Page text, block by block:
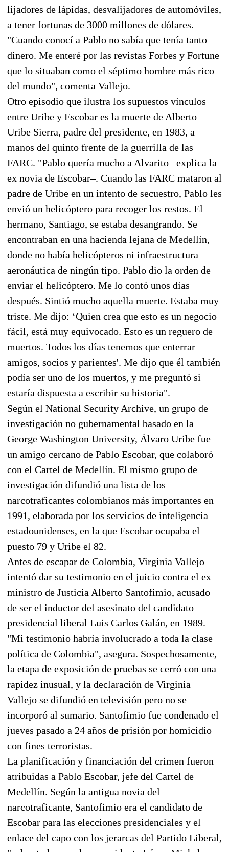
lijadores de lápidas, desvalijadores de automóviles,
a tener fortunas de 3000 millones de dólares.
"Cuando conocí a Pablo no sabía que tenía tanto
dinero. Me enteré por las revistas Forbes y Fortune
que lo situaban como el séptimo hombre más rico
del mundo", comenta Vallejo.
Otro episodio que ilustra los supuestos vínculos
entre Uribe y Escobar es la muerte de Alberto
Uribe Sierra, padre del presidente, en 1983, a
manos del quinto frente de la guerrilla de las
FARC. "Pablo quería mucho a Alvarito –explica la
ex novia de Escobar–. Cuando las FARC mataron al
padre de Uribe en un intento de secuestro, Pablo les
envió un helicóptero para recoger los restos. El
hermano, Santiago, se estaba desangrando. Se
encontraban en una hacienda lejana de Medellín,
donde no había helicópteros ni infraestructura
aeronáutica de ningún tipo. Pablo dio la orden de
enviar el helicóptero. Me lo contó unos días
después. Sintió mucho aquella muerte. Estaba muy
triste. Me dijo: ‘Quien crea que esto es un negocio
fácil, está muy equivocado. Esto es un reguero de
muertos. Todos los días tenemos que enterrar
amigos, socios y parientes'. Me dijo que él también
podía ser uno de los muertos, y me preguntó si
estaría dispuesta a escribir su historia".
Según el National Security Archive, un grupo de
investigación no gubernamental basado en la
George Washington University, Álvaro Uribe fue
un amigo cercano de Pablo Escobar, que colaboró
con el Cartel de Medellín. El mismo grupo de
investigación difundió una lista de los
narcotraficantes colombianos más importantes en
1991, elaborada por los servicios de inteligencia
estadounidenses, en la que Escobar ocupaba el
puesto 79 y Uribe el 82.
Antes de escapar de Colombia, Virginia Vallejo
intentó dar su testimonio en el juicio contra el ex
ministro de Justicia Alberto Santofimio, acusado
de ser el inductor del asesinato del candidato
presidencial liberal Luis Carlos Galán, en 1989.
"Mi testimonio habría involucrado a toda la clase
política de Colombia", asegura. Sospechosamente,
la etapa de exposición de pruebas se cerró con una
rapidez inusual, y la declaración de Virginia
Vallejo se difundió en televisión pero no se
incorporó al sumario. Santofimio fue condenado el
jueves pasado a 24 años de prisión por homicidio
con fines terroristas.
La planificación y financiación del crimen fueron
atribuidas a Pablo Escobar, jefe del Cartel de
Medellín. Según la antigua novia del
narcotraficante, Santofimio era el candidato de
Escobar para las elecciones presidenciales y el
enlace del capo con los jerarcas del Partido Liberal,